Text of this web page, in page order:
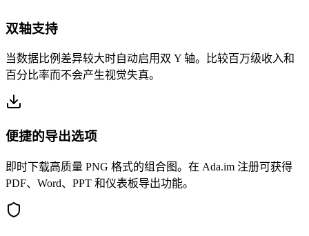
双轴支持
当数据比例差异较大时自动启用双 Y 轴。比较百万级收入和
百分比率而不会产生视觉失真。
便捷的导出选项
即时下载高质量 PNG 格式的组合图。在 Ada.im 注册可获得
PDF、Word、PPT 和仪表板导出功能。